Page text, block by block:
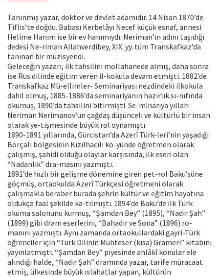
Tanınmış yazar, doktor ve devlet adamıdır. 14 Nisan 1870’de
Tiflis’te doğdu. Babası Kerbelâyı Necef küçük esnaf, annesi
Helime Hanım ise bir ev hanımıydı. Neriman’ın adını taşıdığı
dedesi Ne-riman Allahverdibey, XIX. yy. tüm Transkafkaz’da
tanınan bir müzisyendi.
Geleceğin yazarı, ilk tahsilini mollahanede almış, daha sonra
ise Rus dilinde eğitim veren il-kokula devam etmişti. 1882’de
Transkafkaz Mü-ellimler- Seminariyası nezdindeki ilkokula
dahil olmuş, 1885-1886’da seminariyanın hazırlık sı-nıfında
okumuş, 1890’da tahsilini bitirmişti. Se-minariya yılları
Neriman Nerimanov’un çağdaş düşünceli ve kültürlü bir insan
olarak ye-tişmesinde büyük rol oynamıştı.
1890-1891 yıllarında, Gürcistan’da Azerî Türk-leri’nin yaşadığı
Borçalı bölgesinin Kızılhacılı kö-yünde öğretmen olarak
çalışmış, şahidi olduğu olaylar karşısında, ilk eseri olan
“Nadanlık” dra-masını yazmıştı.
1891’de hızlı bir gelişme dönemine giren pet-rol Baku’süne
göçmüş, ortaokulda Azerî Türkçesi öğretmeni olarak
çalışmakla beraber burada şehrin kültür ve eğitim hayatına
oldukça faal şekilde ka-tılmıştı. 1894’de Bakü’de ilk Türk
okuma salonunu kurmuş, “Şamdan Bey” (1895), “Nadir Şah”
(1899) gibi dram eserlerini, “Bahadır ve Sona” (1896) ro-
manını yazmıştı. Aynı zamanda ortaokullardaki gayri-Türk
öğrenciler için “Türk Dilinin Mühteser (kısa) Grameri” kitabını
yayınlatmıştı. “Şamdan Bey” piyesinde ahlâkî konular ele
alındığı halde, “Nadir Şah” dramında yazar, tarife müracaat
etmiş, ülkesinde büyük ıslahatlar yapan, kültürün